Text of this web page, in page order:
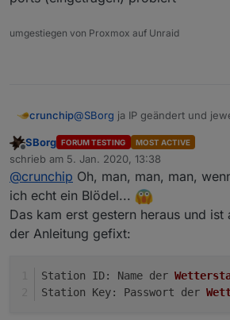
Mit dem extra Client wollte ich
umgestiegen von Proxmox auf Unraid
crunchip@SBorg ja IP geändert und
Offline
SBorg FORUM TESTING MOST ACTIVE
schrieb am 5. Jan. 2020, 13:38
zuletzt editiert von
@crunchip Oh, man, man, man,
ich echt ein Blödel...
Das kam erst gestern heraus und ist
der Anleitung gefixt:
Station ID: Name der
Station Key: Passwort der